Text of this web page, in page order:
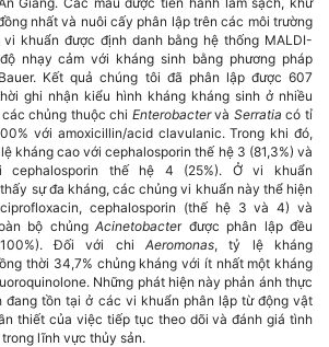
nhất và nuôi cấy phân lập trên các môi trường
khuẩn được định danh bằng hệ thống MALDI-
nhạy cảm với kháng sinh bằng phương pháp
Kết quả chúng tôi đã phân lập được 607
ghi nhận kiểu hình kháng kháng sinh ở nhiều
chủng thuộc chi Enterobactervà Serratiacó tỉ
với amoxicillin/acid clavulanic. Trong khi đó,
kháng cao với cephalosporin thế hệ 3 (81,3%) và
cephalosporin thế hệ 4 (25%). Ở vi khuẩn
sự đa kháng, các chủng vi khuẩn này thể hiện
cephalosporin (thế hệ 3 và 4) và
bộ chủng Acinetobacter được phân lập đều
Đối với chi Aeromonas, tỷ lệ kháng
thời 34,7% chủng kháng với ít nhất một kháng
Những phát hiện này phản ánh thực
đang tồn tại ở các vi khuẩn phân lập từ động vật
thiết của việc tiếp tục theo dõi và đánh giá tình
lĩnh vực thủy sản.